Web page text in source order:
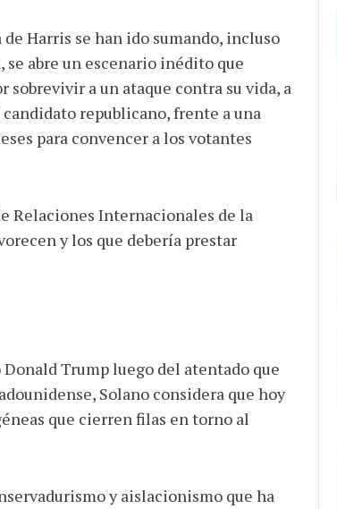
Harris se han ido sumando, incluso
se abre un escenario inédito que
a un ataque contra su vida, a
republicano, frente a una
para convencer a los votantes
Relaciones Internacionales de la
y los que debería prestar
Trump luego del atentado que
Solano considera que hoy
que cierren filas en torno al
y aislacionismo que ha